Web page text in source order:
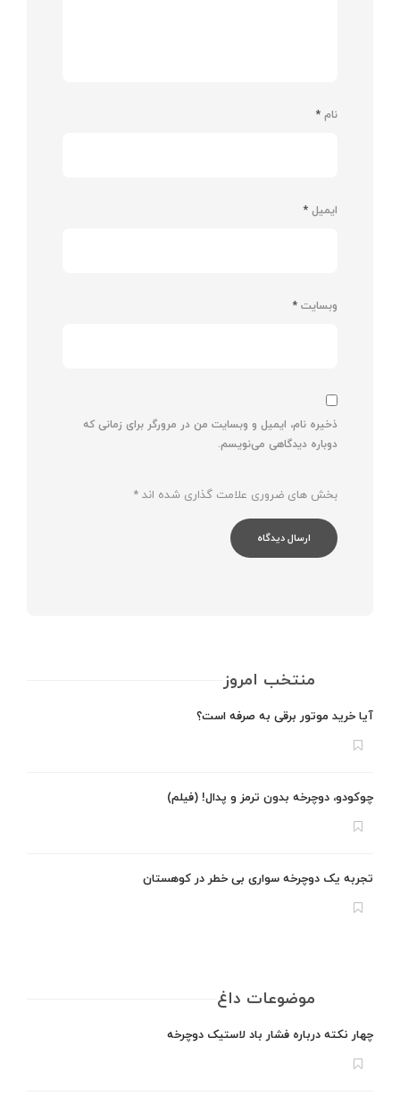
نام *
ایمیل *
وبسایت *
ذخیره نام، ایمیل و وبسایت من در مرورگر برای زمانی که
دوباره دیدگاهی می‌نویسم.
بخش های ضروری علامت گذاری شده اند *
منتخب امروز
آیا خرید موتور برقی به صرفه است؟
چوکودو، دوچرخه بدون ترمز و پدال! (فیلم)
تجربه یک دوچرخه سواری بی خطر در کوهستان
موضوعات داغ
چهار نکته درباره فشار باد لاستیک دوچرخه